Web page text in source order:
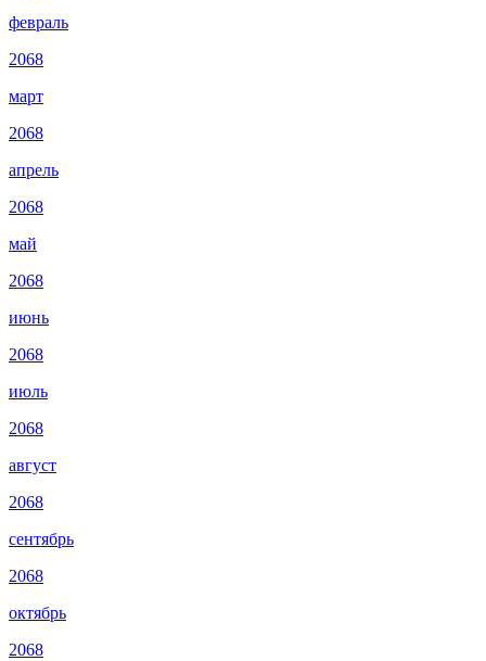
февраль
2068
март
2068
апрель
2068
май
2068
июнь
2068
июль
2068
август
2068
сентябрь
2068
октябрь
2068